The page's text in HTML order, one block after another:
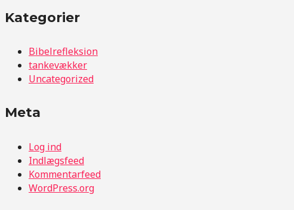
Kategorier
Bibelrefleksion
tankevækker
Uncategorized
Meta
Log ind
Indlægsfeed
Kommentarfeed
WordPress.org